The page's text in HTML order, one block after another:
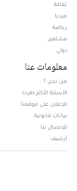
ثقافة
ميديا
رياضة
مشاهير
دولي
معلومات عنا
من نحن ؟
الأسئلة الأكثر طرحا
للإعلان على موقعنا
بيانات قانونية
للإتصال بنا
أرشيف